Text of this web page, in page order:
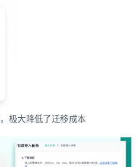
极大降低了迁移成本